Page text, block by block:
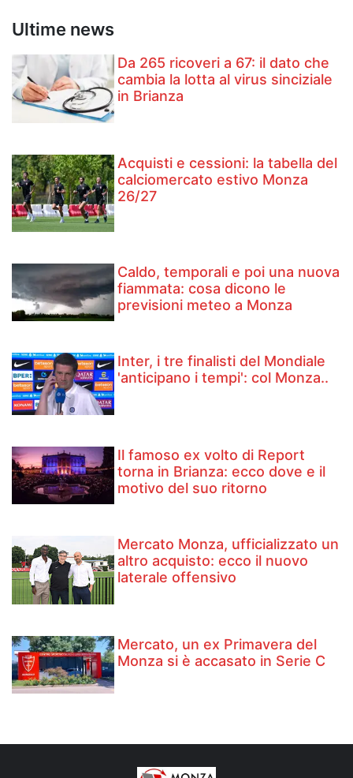
Ultime news
Da 265 ricoveri a 67: il dato che
cambia la lotta al virus sinciziale
in Brianza
Acquisti e cessioni: la tabella del
calciomercato estivo Monza
26/27
Caldo, temporali e poi una nuova
fiammata: cosa dicono le
previsioni meteo a Monza
Inter, i tre finalisti del Mondiale
'anticipano i tempi': col Monza..
Il famoso ex volto di Report
torna in Brianza: ecco dove e il
motivo del suo ritorno
Mercato Monza, ufficializzato un
altro acquisto: ecco il nuovo
laterale offensivo
Mercato, un ex Primavera del
Monza si è accasato in Serie C